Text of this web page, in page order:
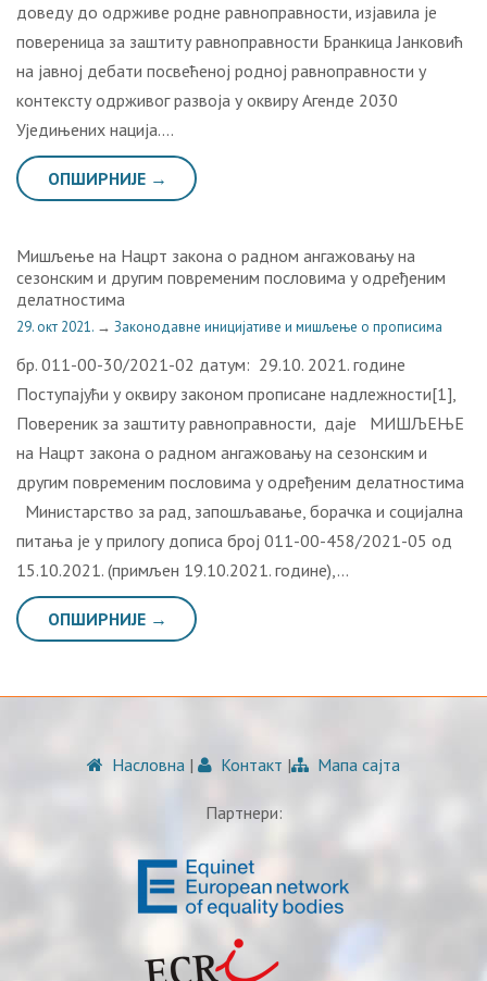
доведу до одрживе родне равноправности, изјавила је
повереница за заштиту равноправности Бранкица Јанковић
на јавној дебати посвећеној родној равноправности у
контексту одрживог развоја у оквиру Агенде 2030
Уједињених нација….
ОПШИРНИЈЕ →
Мишљење на Нацрт закона о радном ангажовању на
сезонским и другим повременим пословима у одређеним
делатностима
29. окт 2021. → Законодавне иницијативе и мишљење о прописима
бр. 011-00-30/2021-02 датум: 29.10. 2021. године
Поступајући у оквиру законом прописане надлежности[1],
Повереник за заштиту равноправности, даје МИШЉЕЊЕ
на Нацрт закона о радном ангажовању на сезонским и
другим повременим пословима у одређеним делатностима
Министарство за рад, запошљавање, борачка и социјална
питања је у прилогу дописа број 011-00-458/2021-05 од
15.10.2021. (примљен 19.10.2021. године),…
ОПШИРНИЈЕ →
Насловна | Контакт | Мапа сајта
Партнери: